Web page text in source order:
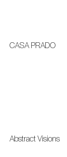
CASA PRADO
Abstract Visions